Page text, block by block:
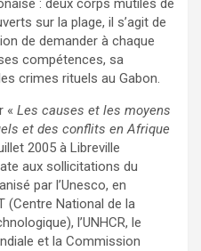
: deux corps mutilés de
sur la plage, il s’agit de
de demander à chaque
compétences, sa
crimes rituels au Gabon.
« Les causes et les moyens
et des conflits en Afrique
2005 à Libreville
aux sollicitations du
par l’Unesco, en
(Centre National de la
l’UNHCR, le
et la Commission